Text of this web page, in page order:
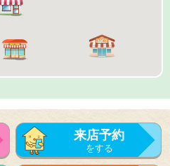
来店予約
をする